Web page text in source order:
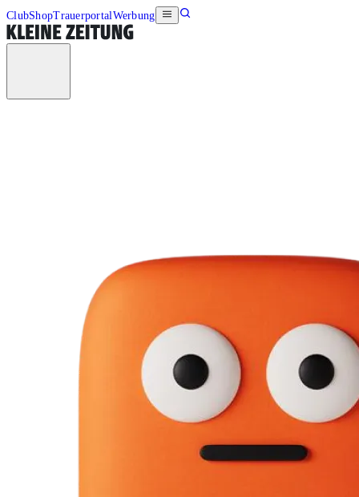
ClubShopTrauerportalWerbung